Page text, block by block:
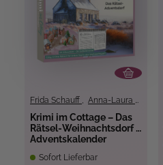
Frida Schauff , Anna-Laura Dietrich
Krimi im Cottage – Das
Rätsel-Weihnachtsdorf –
Adventskalender
Sofort Lieferbar